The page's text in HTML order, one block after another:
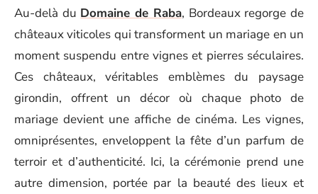
Au-delà du Domaine de Raba, Bordeaux regorge de
châteaux viticoles qui transforment un mariage en un
moment suspendu entre vignes et pierres séculaires.
Ces châteaux, véritables emblèmes du paysage
girondin, offrent un décor où chaque photo de
mariage devient une affiche de cinéma. Les vignes,
omniprésentes, enveloppent la fête d’un parfum de
terroir et d’authenticité. Ici, la cérémonie prend une
autre dimension, portée par la beauté des lieux et